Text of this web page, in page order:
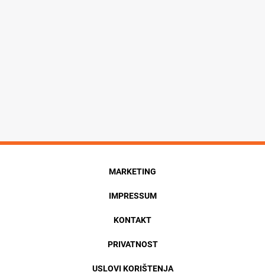
MARKETING
IMPRESSUM
KONTAKT
PRIVATNOST
USLOVI KORIŠTENJA